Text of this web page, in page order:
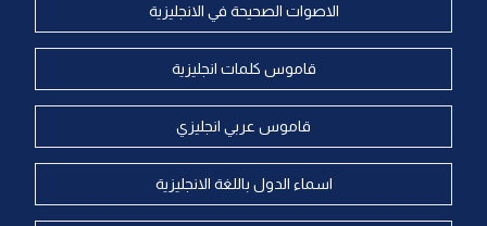
الاصوات الصحيحة في الانجليزية
قاموس كلمات انجليزية
قاموس عربي انجليزي
اسماء الدول باللغة الانجليزية